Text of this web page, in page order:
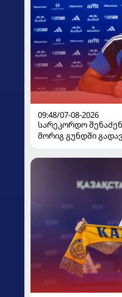
09:48/07-08-2026
სარეკორდო
მორიგ გუნდში